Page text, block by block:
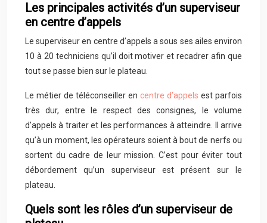
Les principales activités d’un superviseur
en centre d’appels
Le superviseur en centre d’appels a sous ses ailes environ
10 à 20 techniciens qu’il doit motiver et recadrer afin que
tout se passe bien sur le plateau.
Le métier de téléconseiller en centre d’appels est parfois
très dur, entre le respect des consignes, le volume
d’appels à traiter et les performances à atteindre. Il arrive
qu’à un moment, les opérateurs soient à bout de nerfs ou
sortent du cadre de leur mission. C’est pour éviter tout
débordement qu’un superviseur est présent sur le
plateau.
Quels sont les rôles d’un superviseur de